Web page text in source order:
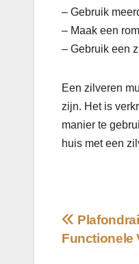
– Gebruik
– Maak een
– Gebruik een
Een zilveren
zijn. Het is
manier te
huis met een
Bericht
Functionele